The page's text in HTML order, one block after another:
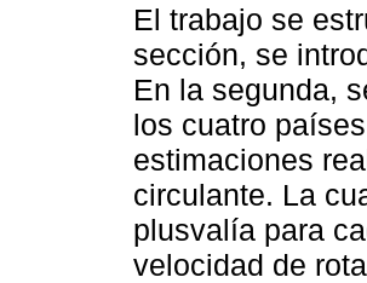
El trabajo se
sección, se
En la segunda,
los cuatro
estimaciones
circulante. La
plusvalía para
velocidad de